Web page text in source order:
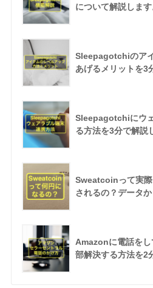
について解説します
Sleepagotchiのア
あげるメリットを3
Sleepagotchiにウ
る方法を3分で解説
Sweatcoinって実際
されるの？データ
Amazonに電話を
部解決する方法を2